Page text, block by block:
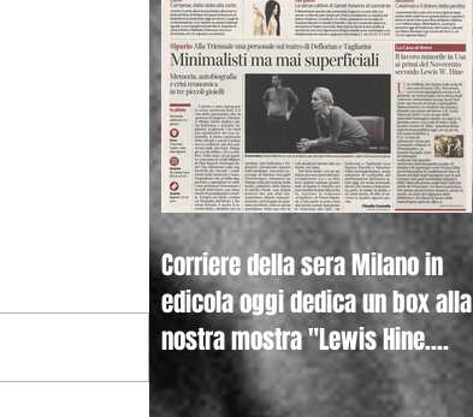
Corriere della sera Milano in
edicola oggi dedica un box alla
nostra mostra "Lewis Hine.
Americ